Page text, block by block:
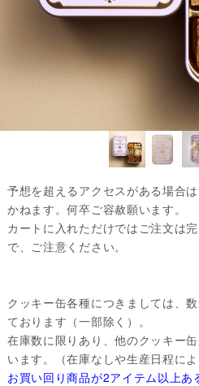
予想を超えるアクセスがある場合
かねます。何卒ご容赦願います。
カートに入れただけではご注文は
で、ご注意ください。
クッキー缶各種につきましては、
ております（一部除く）。
在庫数に限りあり、他のクッキー
います。（在庫なしや生産日程によ
お買い回り商品が2アイテム以上